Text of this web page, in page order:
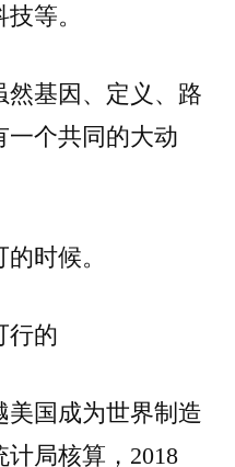
等。
然基因、定义、路
个共同的大动
时候。
行的
美国成为世界制造
局核算，2018